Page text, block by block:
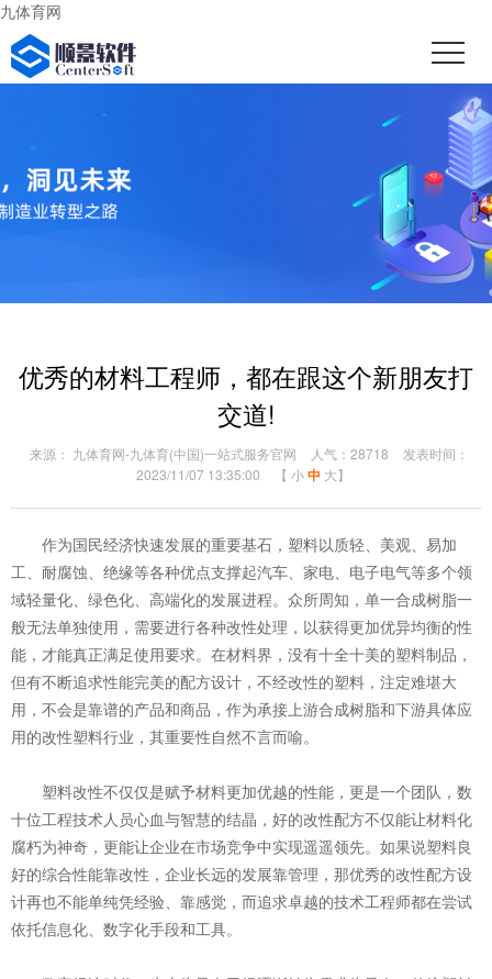
九体育网
优秀的材料工程师，都在跟这个新朋友打
交道!
来源： 九体育网-九体育(中国)一站式服务官网 人气：28718
发表时间：
2023/11/07 13:35:00
【 小中 大】
作为国民经济快速发展的重要基石，塑料以质轻、美观、易加
工、耐腐蚀、绝缘等各种优点支撑起汽车、家电、电子电气等多个领
域轻量化、绿色化、高端化的发展进程。众所周知，单一合成树脂一
般无法单独使用，需要进行各种改性处理，以获得更加优异均衡的性
能，才能真正满足使用要求。在材料界，没有十全十美的塑料制品，
但有不断追求性能完美的配方设计，不经改性的塑料，注定难堪大
用，不会是靠谱的产品和商品，作为承接上游合成树脂和下游具体应
用的改性塑料行业，其重要性自然不言而喻。
塑料改性不仅仅是赋予材料更加优越的性能，更是一个团队，数
十位工程技术人员心血与智慧的结晶，好的改性配方不仅能让材料化
腐朽为神奇，更能让企业在市场竞争中实现遥遥领先。如果说塑料良
好的综合性能靠改性，企业长远的发展靠管理，那优秀的改性配方设
计再也不能单纯凭经验、靠感觉，而追求卓越的技术工程师都在尝试
依托信息化、数字化手段和工具。